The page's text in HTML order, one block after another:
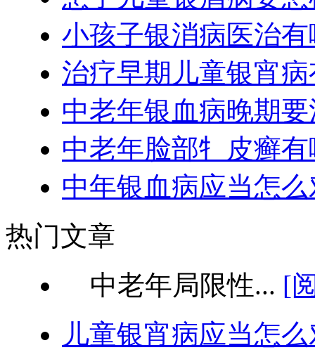
小孩子银消病医治
治疗早期儿童银宵
中老年银血病晚期
中老年脸部牜皮癣
中年银血病应当怎
热门文章
中老年局限性... [
儿童银宵病应当怎